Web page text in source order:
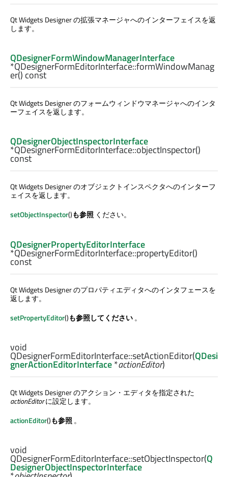
Qt Widgets Designerの拡張マネージャへのインターフェイスを返
します。
QDesignerFormWindowManagerInterface
*QDesignerFormEditorInterface::formWindowManag
er() const
Qt Widgets Designerのフォームウィンドウマネージャへのインタ
ーフェイスを返します。
QDesignerObjectInspectorInterface
*QDesignerFormEditorInterface::objectInspector()
const
Qt Widgets Designerのオブジェクトインスペクタへのインターフ
ェイスを返します。
setObjectInspector()も参照 ください。
QDesignerPropertyEditorInterface
*QDesignerFormEditorInterface::propertyEditor()
const
Qt Widgets Designerのプロパティエディタへのインタフェースを
返します。
setPropertyEditor()も参照してください。
void
QDesignerFormEditorInterface::setActionEditor(QDesi
gnerActionEditorInterface*actionEditor)
Qt Widgets Designerのアクション・エディタを指定された
actionEditorに設定します。
actionEditor()も参照 。
void
QDesignerFormEditorInterface::setObjectInspector(Q
DesignerObjectInspectorInterface